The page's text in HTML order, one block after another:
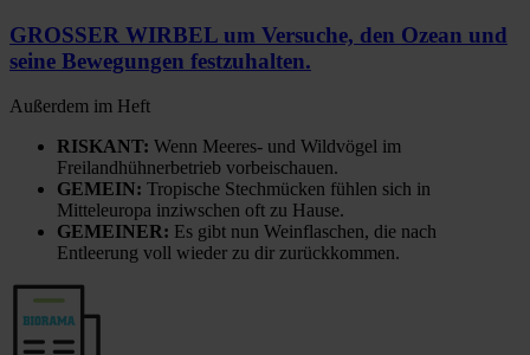
GROSSER WIRBEL um Versuche, den Ozean und
seine Bewegungen festzuhalten.
Außerdem im Heft
RISKANT: Wenn Meeres- und Wildvögel im
Freilandhühnerbetrieb vorbeischauen.
GEMEIN: Tropische Stechmücken fühlen sich in
Mitteleuropa inziwschen oft zu Hause.
GEMEINER: Es gibt nun Weinflaschen, die nach
Entleerung voll wieder zu dir zurückkommen.